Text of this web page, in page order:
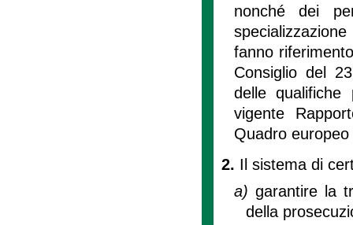
nonché dei
fanno
Consiglio del
delle qualifiche
vigente
Quadro europeo
2. Il sistema di
a) garantire la
della